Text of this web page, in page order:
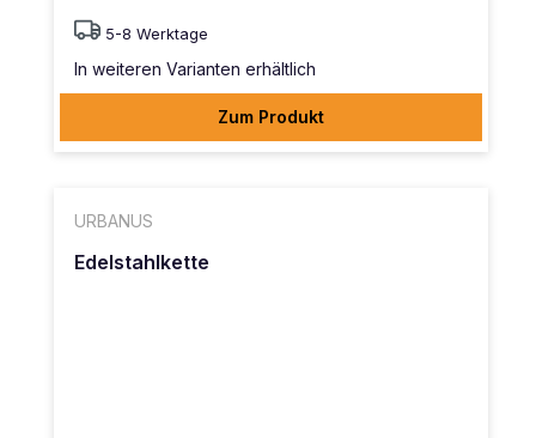
5-8 Werktage
In weiteren Varianten erhältlich
Zum Produkt
URBANUS
Edelstahlkette